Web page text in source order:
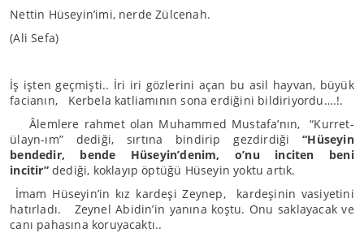
Nettin Hüseyin’imi, nerde Zülcenah.
(Ali Sefa)
İş işten geçmişti.. İri iri gözlerini açan bu asil hayvan, büyük
facianın, Kerbela katliamının sona erdiğini bildiriyordu….!.
Âlemlere rahmet olan Muhammed Mustafa’nın, “Kurret-
ülayn-ım” dediği, sırtına bindirip gezdirdiği“Hüseyin
bendedir, bende Hüseyin’denim, o’nu inciten beni
incitir” dediği, koklayıp öptüğü Hüseyin yoktu artık.
İmam Hüseyin’in kız kardeşi Zeynep, kardeşinin vasiyetini
hatırladı. Zeynel Abidin’in yanına koştu. Onu saklayacak ve
canı pahasına koruyacaktı..